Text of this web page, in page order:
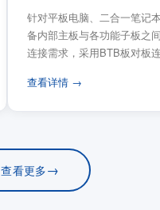
针对平板电脑、二合一笔记
备内部主板与各功能子板之
连接需求，采用BTB板对板
查看详情 →
查看更多→